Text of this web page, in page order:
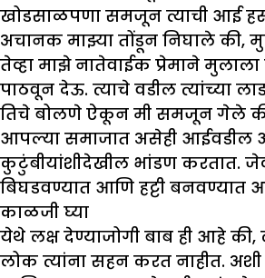
खोडसाळपणा समजून त्याची आई
अचानक माझ्या तोंडून निघाले की,
तेव्हा माझे नातेवाईक प्रेमाने
पाठवून देऊ. त्याचे वडील त्यांच्या
तिचे बोलणे ऐकून मी समजून गेले की,
आपल्या समाजात असेही आईवडील
कुटुंबीयांशीदेखील भांडण करतात.
बिघडवण्यात आणि हट्टी
काळजी घ्या
येथे लक्ष देण्याजोगी बाब ही आहे
लोक त्यांना सहन करत नाहीत.